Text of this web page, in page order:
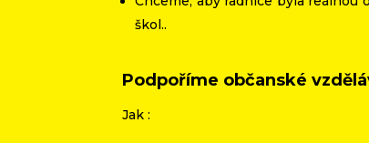
škol..
Podpoříme občanské
Jak :